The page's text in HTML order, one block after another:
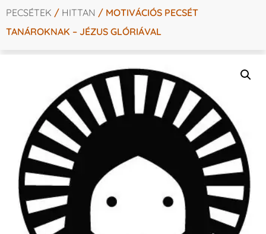
PECSÉTEK / HITTAN / MOTIVÁCIÓS PECSÉT
TANÁROKNAK – JÉZUS GLÓRIÁVAL